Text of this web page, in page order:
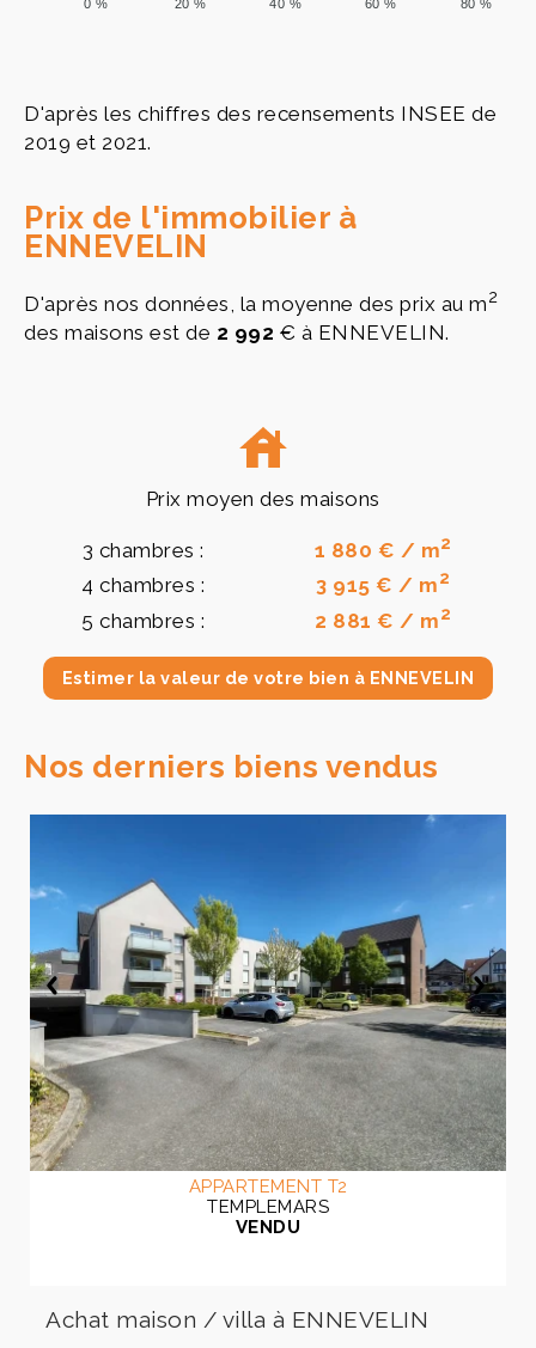
80 %
60 %
40 %
20 %
0 %
D'après les chiffres des recensements INSEE de
2019 et 2021.
Prix de l'immobilier à
ENNEVELIN
D'après nos données, la moyenne des prix au m2
des maisons est de 2 992 € à ENNEVELIN.
Prix moyen des maisons
3 chambres : 1 880 € / m2
4 chambres : 3 915 € / m2
5 chambres : 2 881 € / m2
Estimer la valeur de votre bien à ENNEVELIN
Nos derniers biens vendus
APPARTEMENT T2
TEMPLEMARS
VENDU
Achat maison / villa à ENNEVELIN